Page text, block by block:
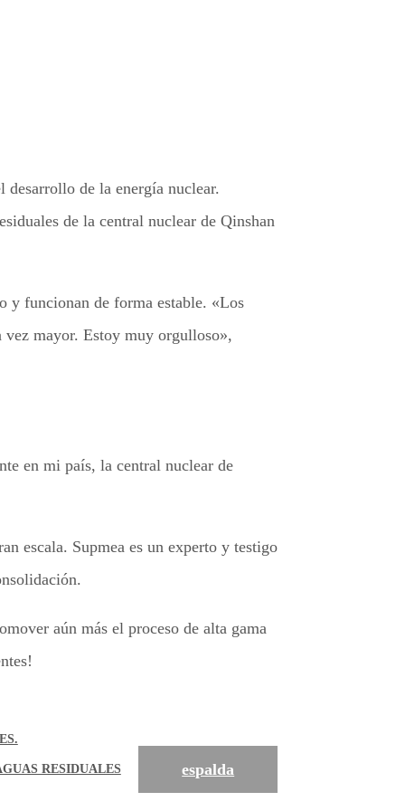
de la energía nuclear.
de la central nuclear de Qinshan
y funcionan de forma estable. «Los
vez mayor. Estoy muy orgulloso»,
en mi país, la central nuclear de
escala. Supmea es un experto y testigo
aún más el proceso de alta gama
RESIDUALES
espalda